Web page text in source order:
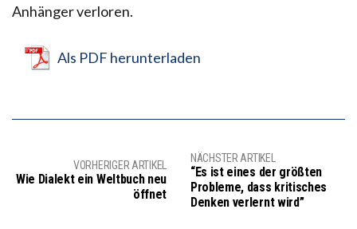
Anhänger verloren.
Als PDF herunterladen
VORHERIGER ARTIKEL
Wie Dialekt ein Weltbuch neu
öffnet
NÄCHSTER ARTIKEL
“Es ist eines der größten
Probleme, dass kritisches
Denken verlernt wird”